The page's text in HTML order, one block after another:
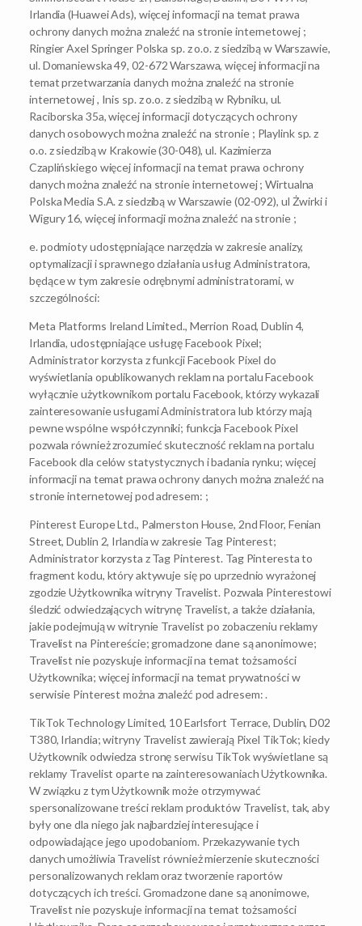
Irlandia (Huawei Ads), więcej informacji na temat prawa
ochrony danych można znaleźć na stronie internetowej ;
Ringier Axel Springer Polska sp. z o.o. z siedzibą w Warszawie,
ul. Domaniewska 49, 02-672 Warszawa, więcej informacji na
temat przetwarzania danych można znaleźć na stronie
internetowej , Inis sp. z o.o. z siedzibą w Rybniku, ul.
Raciborska 35a, więcej informacji dotyczących ochrony
danych osobowych można znaleźć na stronie ; Playlink sp. z
o.o. z siedzibą w Krakowie (30-048), ul. Kazimierza
Czaplińskiego więcej informacji na temat prawa ochrony
danych można znaleźć na stronie internetowej ; Wirtualna
Polska Media S.A. z siedzibą w Warszawie (02-092), ul Żwirki i
Wigury 16, więcej informacji można znaleźć na stronie ;
e. podmioty udostępniające narzędzia w zakresie analizy,
optymalizacji i sprawnego działania usług Administratora,
będące w tym zakresie odrębnymi administratorami, w
szczególności:
Meta Platforms Ireland Limited., Merrion Road, Dublin 4,
Irlandia, udostępniające usługę Facebook Pixel;
Administrator korzysta z funkcji Facebook Pixel do
wyświetlania opublikowanych reklam na portalu Facebook
wyłącznie użytkownikom portalu Facebook, którzy wykazali
zainteresowanie usługami Administratora lub którzy mają
pewne wspólne współczynniki; funkcja Facebook Pixel
pozwala również zrozumieć skuteczność reklam na portalu
Facebook dla celów statystycznych i badania rynku; więcej
informacji na temat prawa ochrony danych można znaleźć na
stronie internetowej pod adresem: ;
Pinterest Europe Ltd., Palmerston House, 2nd Floor, Fenian
Street, Dublin 2, Irlandia w zakresie Tag Pinterest;
Administrator korzysta z Tag Pinterest. Tag Pinteresta to
fragment kodu, który aktywuje się po uprzednio wyrażonej
zgodzie Użytkownika witryny Travelist. Pozwala Pinterestowi
śledzić odwiedzających witrynę Travelist, a także działania,
jakie podejmują w witrynie Travelist po zobaczeniu reklamy
Travelist na Pintereście; gromadzone dane są anonimowe;
Travelist nie pozyskuje informacji na temat tożsamości
Użytkownika; więcej informacji na temat prywatności w
serwisie Pinterest można znaleźć pod adresem: .
TikTok Technology Limited, 10 Earlsfort Terrace, Dublin, D02
T380, Irlandia; witryny Travelist zawierają Pixel TikTok; kiedy
Użytkownik odwiedza stronę serwisu TikTok wyświetlane są
reklamy Travelist oparte na zainteresowaniach Użytkownika.
W związku z tym Użytkownik może otrzymywać
spersonalizowane treści reklam produktów Travelist, tak, aby
były one dla niego jak najbardziej interesujące i
odpowiadające jego upodobaniom. Przekazywanie tych
danych umożliwia Travelist również mierzenie skuteczności
personalizowanych reklam oraz tworzenie raportów
dotyczących ich treści. Gromadzone dane są anonimowe,
Travelist nie pozyskuje informacji na temat tożsamości